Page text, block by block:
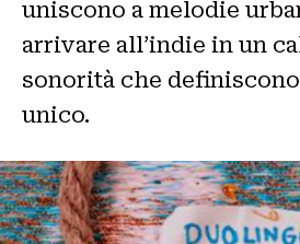
uniscono a melodie
arrivare all’indie in un
sonorità che
unico.